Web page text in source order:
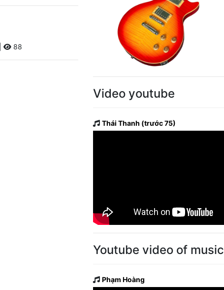
88
Video youtube
Thái Thanh (trước 75)
Youtube video of music
Phạm Hoàng